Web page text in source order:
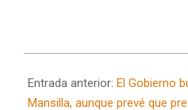
04-
07
Entrada anterior: El Gobierno
Mansilla, aunque prevé que